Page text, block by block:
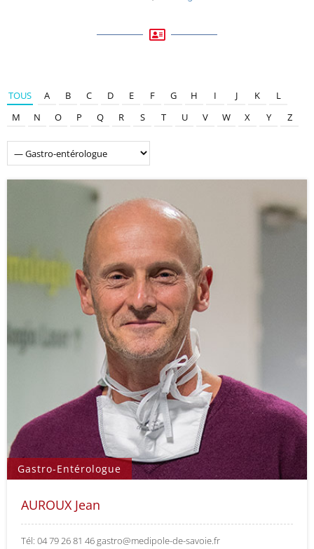
TOUS A B C D E F G H I J K
L
M
N O P Q R S T U V W X Y Z
Gastro-Entérologue
AUROUX Jean
Tél: 04 79 26 81 46 gastro@medipole-de-savoie.fr